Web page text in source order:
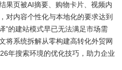
果页被AI摘要、购物卡片、视频内
对内容个性化与本地化的要求达到
”的建站模式早已无法满足市场需
将系统拆解从零构建高转化外贸网
年搜索环境的优化技巧，助力企业